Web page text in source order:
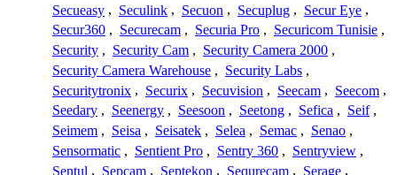
Secueasy , Seculink , Secuon , Secuplug , Secur Eye ,
Secur360 , Securecam , Securia Pro , Securicom Tunisie ,
Security , Security Cam , Security Camera 2000 ,
Security Camera Warehouse , Security Labs ,
Securitytronix , Securix , Secuvision , Seecam , Seecom ,
Seedary , Seenergy , Seesoon , Seetong , Sefica , Seif ,
Seimem , Seisa , Seisatek , Selea , Semac , Senao ,
Sensormatic , Sentient Pro , Sentry 360 , Sentryview ,
Sentul , Sepcam , Septekon , Sequrecam , Serage ,